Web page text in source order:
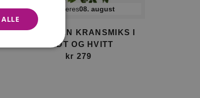
Kan leveres08. august
FLORISTEN KRANSMIKS I
RØDT OG HVITT
kr 279